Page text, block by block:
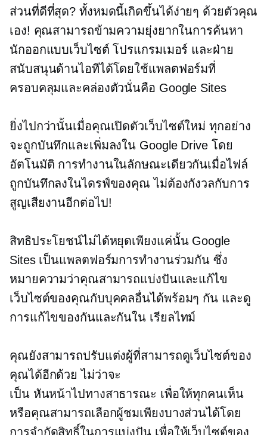
ส่วนที่ดีที่สุด? ทั้งหมดนี้เกิดขึ้นได้ง่ายๆ ด้วยตัวคุณ
เอง! คุณสามารถข้ามความยุ่งยากในการค้นหา
นักออกแบบเว็บไซต์ โปรแกรมเมอร์ และฝ่าย
สนับสนุนด้านไอทีได้โดยใช้แพลตฟอร์มที่
ครอบคลุมและคล่องตัวนั่นคือ Google Sites
ยิ่งไปกว่านั้นเมื่อคุณเปิดตัวเว็บไซต์ใหม่ ทุกอย่าง
จะถูกบันทึกและเพิ่มลงใน Google Drive โดย
อัตโนมัติ การทำงานในลักษณะเดียวกันเมื่อไฟล์
ถูกบันทึกลงในไดรฟ์ของคุณ ไม่ต้องกังวลกับการ
สูญเสียงานอีกต่อไป!
สิทธิประโยชน์ไม่ได้หยุดเพียงแค่นั้น Google
Sites เป็นแพลตฟอร์มการทำงานร่วมกัน ซึ่ง
หมายความว่าคุณสามารถแบ่งปันและแก้ไข
เว็บไซต์ของคุณกับบุคคลอื่นได้พร้อมๆ กัน และดู
การแก้ไขของกันและกันใน เรียลไทม์
คุณยังสามารถปรับแต่งผู้ที่สามารถดูเว็บไซต์ของ
คุณได้อีกด้วย ไม่ว่าจะ
เป็น หันหน้าไปทางสาธารณะ เพื่อให้ทุกคนเห็น
หรือคุณสามารถเลือกผู้ชมเพียงบางส่วนได้โดย
การจำกัดสิทธิ์ในการแบ่งปัน เพื่อให้เว็บไซต์ของ